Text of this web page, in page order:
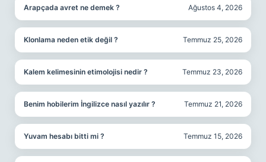
Arapçada avret ne demek ? Ağustos 4, 2026
Klonlama neden etik değil ? Temmuz 25, 2026
Kalem kelimesinin etimolojisi nedir ? Temmuz 23, 2026
Benim hobilerim İngilizce nasıl yazılır ? Temmuz 21, 2026
Yuvam hesabı bitti mi ? Temmuz 15, 2026